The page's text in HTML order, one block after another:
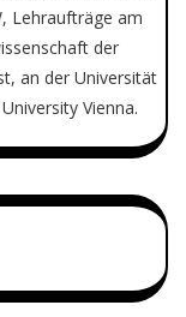
Lehraufträge am
der
an der Universität
Vienna.